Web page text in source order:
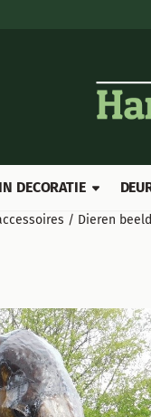
DECORATIE
/ Dieren